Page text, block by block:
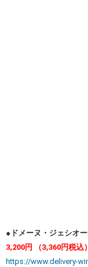
●ドメーヌ・ジェシオ
3,200円 （3,360円税込）
https://www.delivery-